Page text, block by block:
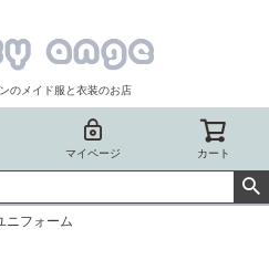
のメイド服と衣装のお店
マイページ カート
ニフォーム